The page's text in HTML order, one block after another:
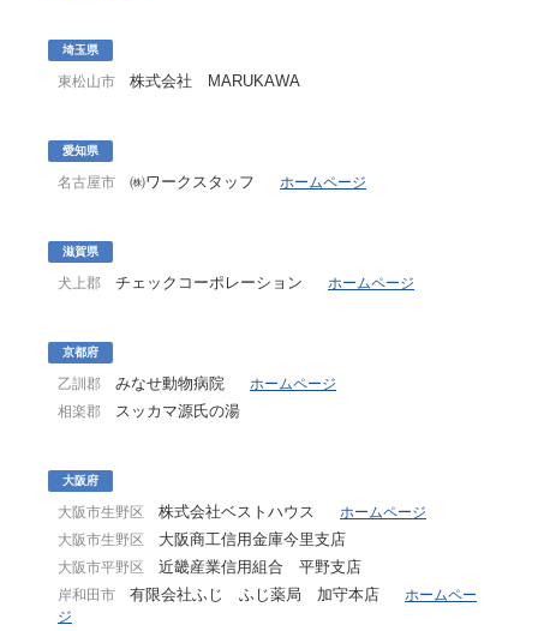
埼玉県
東松山市 株式会社 MARUKAWA
愛知県
名古屋市 ㈱ワークスタッフ ホームページ
滋賀県
犬上郡 チェックコーポレーション ホームページ
京都府
乙訓郡 みなせ動物病院
ホームページ
相楽郡
スッカマ源氏の湯
大阪府
大阪市生野区 株式会社ベストハウス
ホームページ
大阪市生野区
大阪商工信用金庫今里支店
大阪市平野区 近畿産業信用組合 平野支店
岸和田市 有限会社ふじ ふじ薬局 加守本店
ホームペー
ジ